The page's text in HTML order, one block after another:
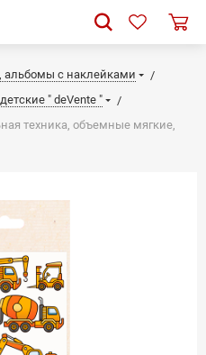
альбомы с наклейками
" deVente "
техника, объемные мягкие,